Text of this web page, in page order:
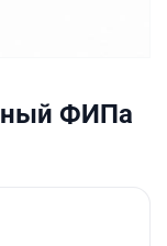
ФИПа